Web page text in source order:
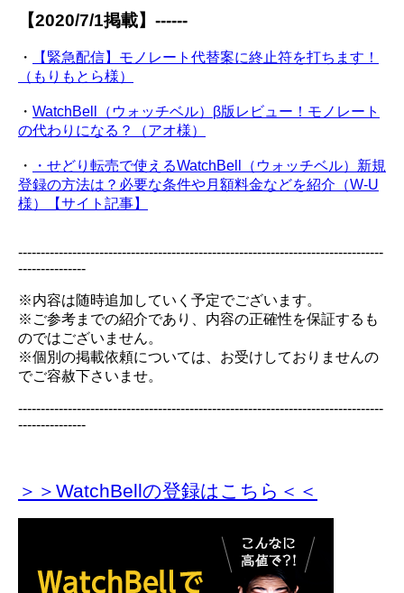
【2020/7/1掲載】------
・
【緊急配信】モノレート代替案に終止符を打ちます！
（もりもとら様）
・ WatchBell（ウォッチベル）β版レビュー！モノレート
の代わりになる？（アオ様）
・
・せどり転売で使えるWatchBell（ウォッチベル）新規
登録の方法は？必要な条件や月額料金などを紹介（W-U
様）【サイト記事】
---------------------------------------------------------------------------------
---------------
※内容は随時追加していく予定でございます。
※ご参考までの紹介であり、内容の正確性を保証するも
のではございません。
※個別の掲載依頼については、お受けしておりませんの
でご容赦下さいませ。
---------------------------------------------------------------------------------
---------------
＞＞WatchBellの登録はこちら＜＜